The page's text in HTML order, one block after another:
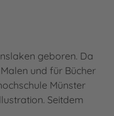
geboren. Da
und für Bücher
Münster
Seitdem